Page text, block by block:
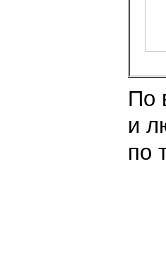
По
и
по